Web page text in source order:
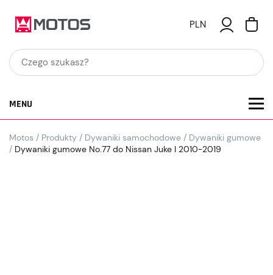
PLN
MENU
Motos / Produkty / Dywaniki samochodowe / Dywaniki gumowe
/ Dywaniki gumowe No.77 do Nissan Juke I 2010-2019